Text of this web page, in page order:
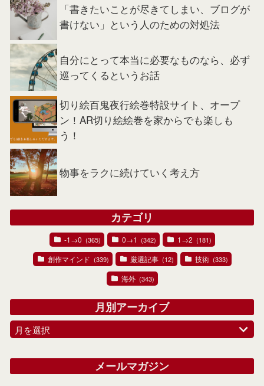
「書きたいことが尽きてしまい、ブログが
書けない」という人のための対処法
自分にとって本当に必要なものなら、必ず
巡ってくるというお話
切り絵百鬼夜行絵巻特設サイト、オープ
ン！AR切り絵絵巻を家からでも楽しも
う！
物事をラクに続けていく考え方
カテゴリ
-1→0 (365) 0→1 (342) 1→2 (181)
創作マインド (339) 厳選記事 (12) 技術 (333)
海外 (343)
月別アーカイブ
月を選択
メールマガジン